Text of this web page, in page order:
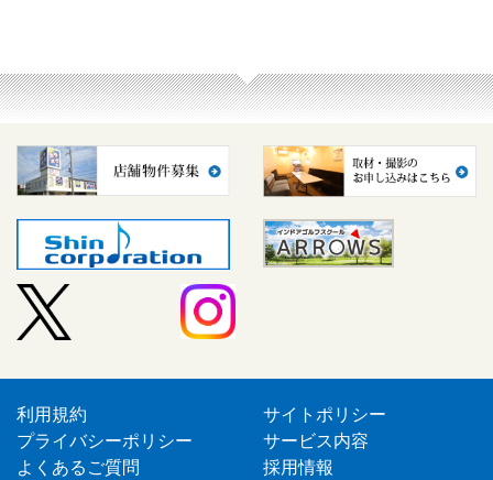
利用規約
サイトポリシー
プライバシーポリシー
サービス内容
よくあるご質問
採用情報